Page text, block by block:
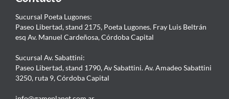
Sucursal Poeta Lugones:
Paseo Libertad, stand 2175, Poeta Lugones. Fray Luis Beltrán
esq Av. Manuel Cardeñosa, Córdoba Capital
Sucursal Av. Sabattini:
Paseo Libertad, stand 1790, Av Sabattini. Av. Amadeo Sabattini
3250, ruta 9, Córdoba Capital